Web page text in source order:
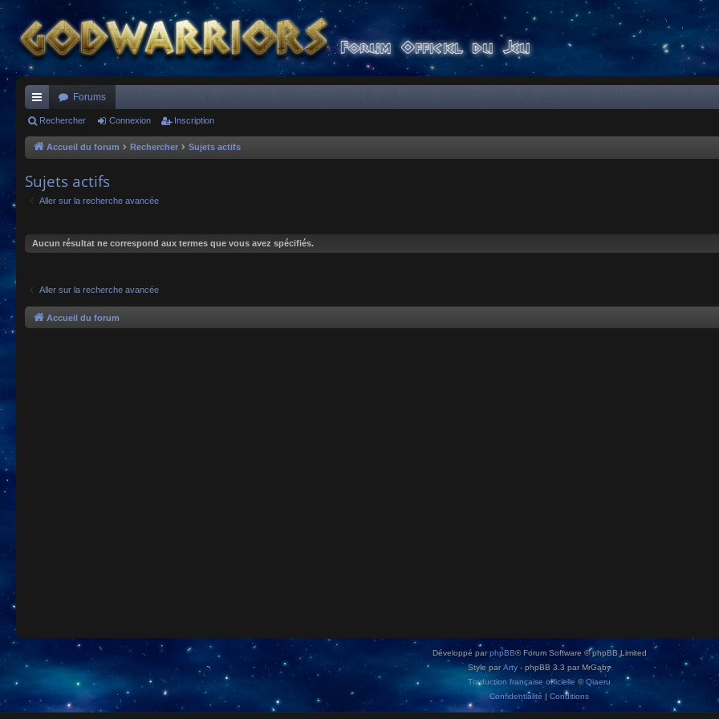
ac
co
Forums
Rechercher Connexion Inscription
Accueil du forum Rechercher Sujets actifs
Sujets actifs
Aller sur la recherche avancée
Aucun résultat ne correspond aux termes que vous avez spécifiés.
Aller sur la recherche avancée
Accueil du forum
Développé parphpBB® Forum Software © phpBB Limited
Style par Arty - phpBB 3.3 par MrGaby
Traduction française officielle ©Qiaeru
Confidentialité | Conditions